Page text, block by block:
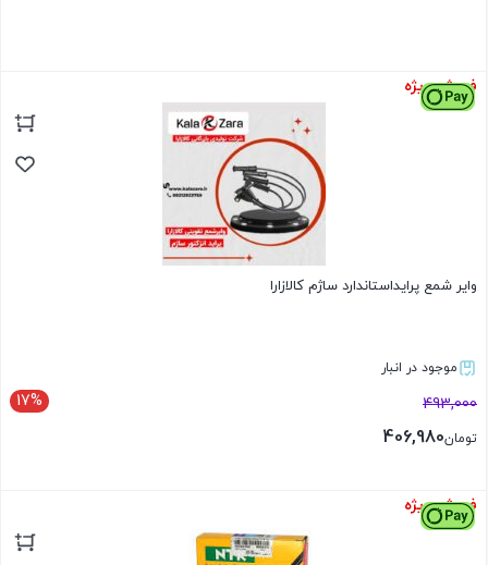
بستن
فروش ویژه
وایر شمع پرایداستاندارد ساژم کالازارا
موجود در انبار
17% 493,000
تومان406,980
بستن
فروش ویژه